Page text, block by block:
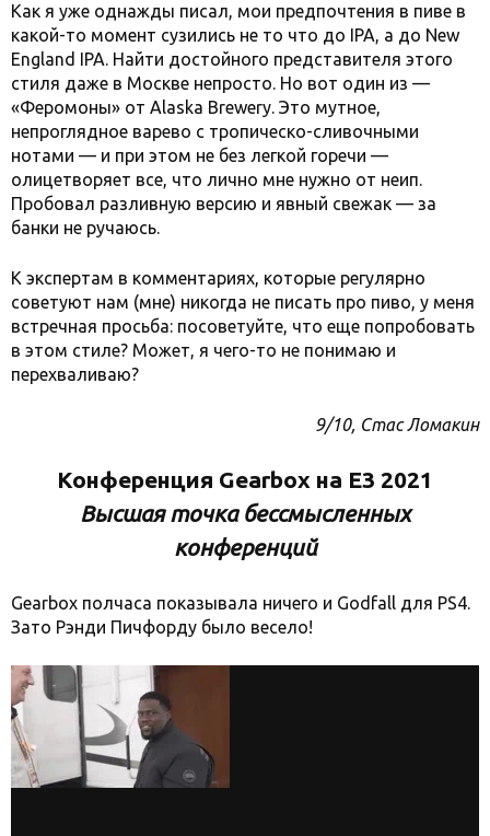
Как я уже однажды писал, мои предпочтения в пиве в
какой-то момент сузились не то что до IPA, а до New
England IPA. Найти достойного представителя этого
стиля даже в Москве непросто. Но вот один из —
«Феромоны» от Alaska Brewery. Это мутное,
непроглядное варево с тропическо-сливочными
нотами — и при этом не без легкой горечи —
олицетворяет все, что лично мне нужно от неип.
Пробовал разливную версию и явный свежак — за
банки не ручаюсь.
К экспертам в комментариях, которые регулярно
советуют нам (мне) никогда не писать про пиво, у меня
встречная просьба: посоветуйте, что еще попробовать
в этом стиле? Может, я чего-то не понимаю и
перехваливаю?
9/10, Стас Ломакин
Конференция Gearbox на Е3 2021
Высшая точка бессмысленных
конференций
Gearbox полчаса показывала ничего и Godfall для PS4.
Зато Рэнди Пичфорду было весело!